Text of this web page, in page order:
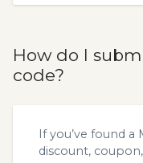
How do I
code?
If you’ve found
discount,